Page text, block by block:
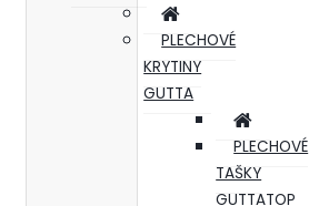
PLECHOVÉ
KRYTINY
GUTTA
PLECHOVÉ
TAŠKY
GUTTATOP